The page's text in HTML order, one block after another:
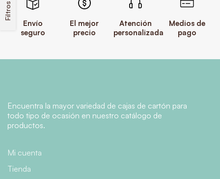
Filtros
Envío
seguro
El mejor
precio
Atención
personalizada
Medios de
pago
Encuentra la mayor variedad de cajas de cartón para
todo tipo de ocasión en nuestro catálogo de
productos.
Mi cuenta
Tienda